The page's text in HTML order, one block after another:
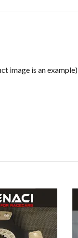
image is an example)